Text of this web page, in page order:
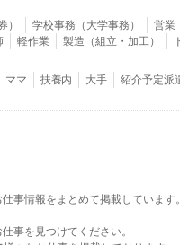
） 学校事務（大学事務） 営業
軽作業 製造（組立・加工）
ママ 扶養内 大手 紹介予定派
事情報をまとめて掲載しています。
事を見つけてください。